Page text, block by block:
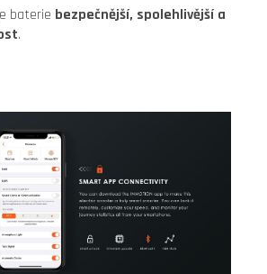
baterie bezpečnější, spolehlivější a
.